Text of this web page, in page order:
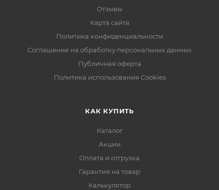
Отзывы
Карта сайта
Политика конфиденциальности
Соглашение на обработку персональных данных
Публичная оферта
Политика использования Cookies
КАК КУПИТЬ
Каталог
Акции
Оплата и отгрузка
Гарантия на товар
Калькулятор